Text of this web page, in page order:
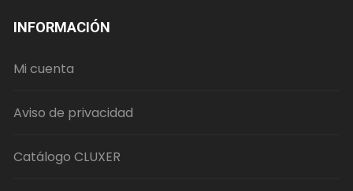
INFORMACIÓN
Mi cuenta
Aviso de privacidad
Catálogo CLUXER